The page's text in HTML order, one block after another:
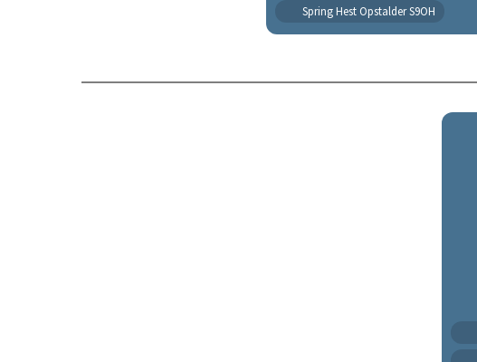
Spring Hest Opstalder S9OH